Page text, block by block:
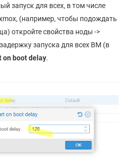
запуск для всех, в том числе
(например, чтобы подождать
откройте свойства ноды ->
запуска для всех ВМ (в
on boot delay.